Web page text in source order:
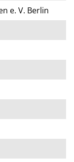
verfa
ssen
e. V. Berlin